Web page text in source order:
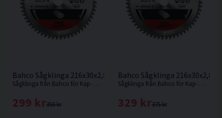
Bahco Sågklinga 216x30x2,8 24T
Sågklinga från Bahco för Kap- & Gersågar med en klingdiameter på 216mm
350 kr
299 kr
Bahco Sågklinga 216x30x2,8
Sågklinga från Bahco för Kap- & Gersågar med en klingdiameter på 216mm
375 kr
329 kr